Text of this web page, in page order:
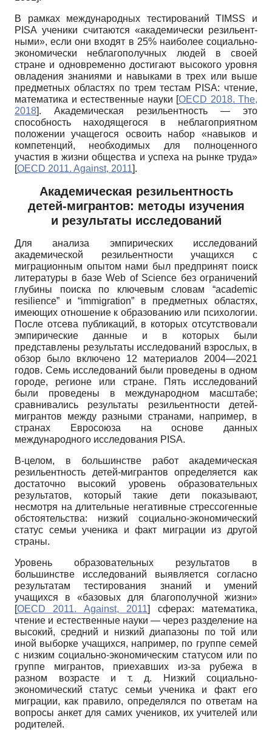
В рамках международных тестированийTIMSS и
PISA ученики считаются «академически резильент-
ными», если они входят в 25% наиболее социально­
экономически неблагополучных людей в своей
стране и одновременно достигают высокого уровня
овладения знаниями и навыками в трех или выше
предметных областях по трем тестам PISA: чтение,
математика и естественные науки [OECD 2018. The,
2018]. Академическая резильентность — это
способность находящегося в неблагоприятном
положении учащегося освоить набор «навыков и
компетенций, необходимых для полноценного
участия в жизни общества и успеха на рынке труда»
[OECD 2011. Against, 2011].
Академическая резильентность
детей-мигрантов: методы изучения
и результаты исследований
Для анализа эмпирических исследований
академической резильентности учащихся с
миграционным опытом нами был предпринят поиск
литературы в базеWeb of Science без ограничений
глубины поиска по ключевым словам “academic
resilience” и “immigration” в предметных областях,
имеющих отношение к образованию или психологии.
После отсева публикаций, в которых отсутствовали
эмпирические данные и в которых были
представлены результаты исследований взрослых, в
обзор было включено 12 материалов 2004—2021
годов. Семь исследований были проведены в одном
городе, регионе или стране. Пять исследований
были проведены в международном масштабе;
сравнивались результаты резильентности детей-
мигрантов между разными странами, например, в
странах Евросоюза на основе данных
международного исследования PISA.
В-целом, в большинстве работ академическая
резильентность детей-мигрантов определяется как
достаточно высокий уровень образовательных
результатов, который такие дети показывают,
несмотря на длительные негативные стрессогенные
обстоятельства: низкий социально-экономический
статус семьи ученика и факт миграции из другой
страны.
Уровень образовательных результатов в
большинстве исследований выявляется согласно
результатам тестирования знаний и умений
учащихся в «базовых для благополучной жизни»
[OECD 2011. Against, 2011]
сферах: математика,
чтение и естественные науки — через разделение на
высокий, средний и низкий диапазоны по той или
иной выборке учащихся, например, по группе семей
с низким социально-экономическим статусом или по
группе мигрантов, приехавших из-за рубежа в
разном возрасте и т. д. Низкий социально-
экономический статус семьи ученика и факт его
миграции, как правило, определялся по ответам на
вопросы анкет для самих учеников, их учителей или
родителей.